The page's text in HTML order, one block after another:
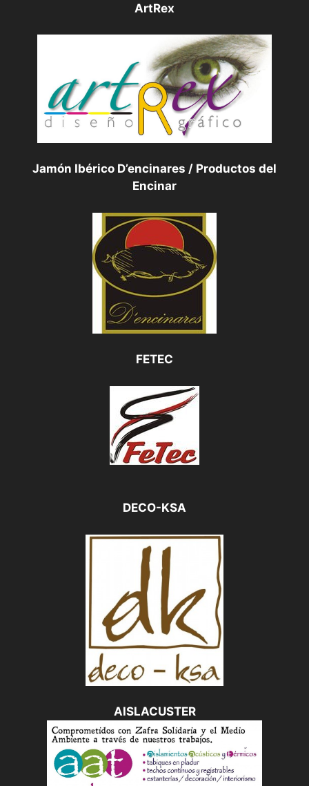
ArtRex
Jamón Ibérico D’encinares / Productos del
Encinar
FETEC
DECO-KSA
AISLACUSTER